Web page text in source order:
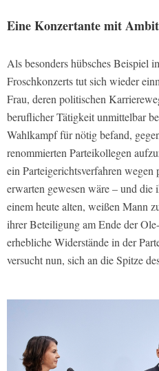
Eine Konzertante mit
Als besonders hübsches Beispiel
Froschkonzerts tut sich wieder
Frau, deren politischen
beruflicher Tätigkeit unmittelbar
Wahlkampf für nötig befand,
renommierten Parteikollegen
ein Parteigerichtsverfahren wegen
erwarten gewesen wäre – und die
einem heute alten, weißen Mann
ihrer Beteiligung am Ende der
erhebliche Widerstände in der
versucht nun, sich an die Spitze